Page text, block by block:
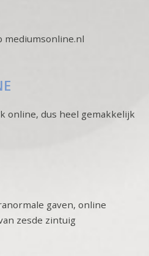
mediumsonline.nl
online, dus heel gemakkelijk
gaven, online
zesde zintuig